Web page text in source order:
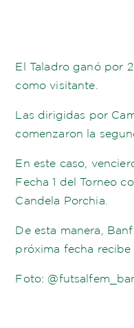
El Taladro ganó por
como visitante.
Las dirigidas por
comenzaron la
En este caso,
Fecha 1 del Torneo
Candela Porchia.
De esta manera,
próxima fecha recibe
Foto: